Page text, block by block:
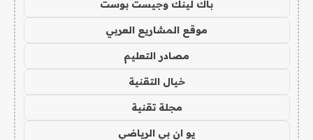
باك لينك وجيست بوست
موقع المشاريع العربي
مصادر التعليم
خيال التقنية
مجلة تقنية
يو ان بي الرياضي